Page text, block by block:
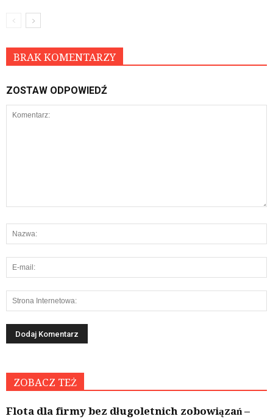
BRAK KOMENTARZY
ZOSTAW ODPOWIEDŹ
ZOBACZ TEŻ
Flota dla firmy bez długoletnich zobowiązań –